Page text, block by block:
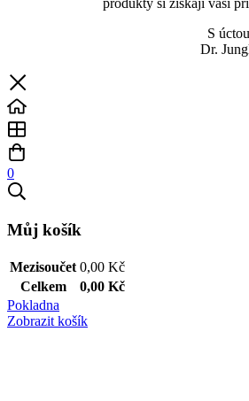
S úctou
Dr.
0
Můj košík
Mezisoučet 0,00 Kč
Celkem
0,00 Kč
Pokladna
Zobrazit košík